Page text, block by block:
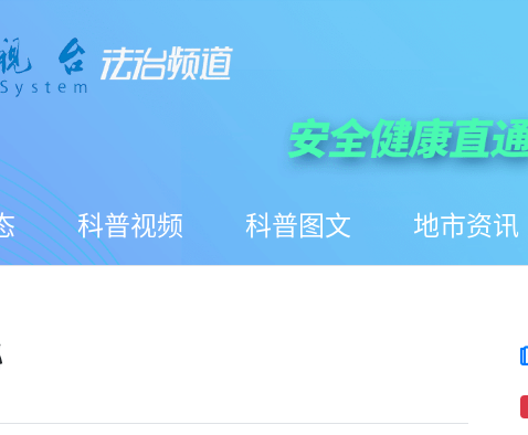
科普视频 科普图文 地市资讯